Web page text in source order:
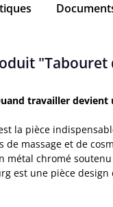
travailler devient
la pièce
de massage et de
métal chromé
est une pièce